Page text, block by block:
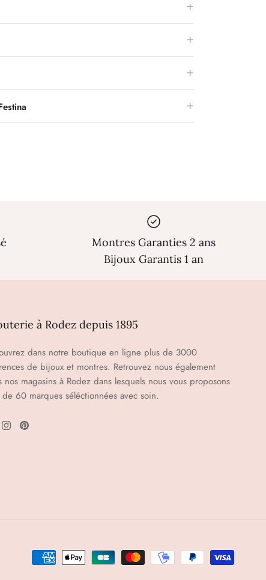
Montres Garanties 2 ans
Bijoux Garantis 1 an
à Rodez depuis 1895
dans notre boutique en ligne plus de 3000
de bijoux et montres. Retrouvez nous également
nos magasins à Rodez dans lesquels nous vous proposons
de 60 marques séléctionnées avec soin.